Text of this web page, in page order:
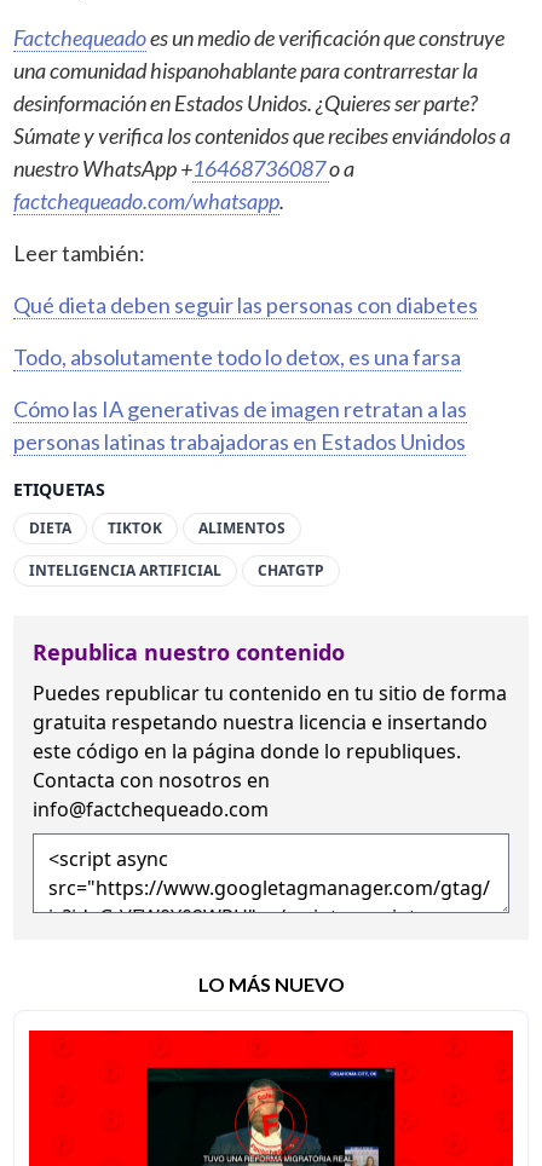
ETIQUETAS
DIETA TIKTOK ALIMENTOS
INTELIGENCIA ARTIFICIAL CHATGTP
Factchequeadoes un medio de verificación que construye
una comunidad hispanohablante para contrarrestar la
desinformación en Estados Unidos. ¿Quieres ser parte?
Súmate y verifica los contenidos que recibes enviándolos a
nuestro WhatsApp +16468736087o a
factchequeado.com/whatsapp.
Leer también:
Qué dieta deben seguir las personas con diabetes
Todo, absolutamente todo lo detox, es una farsa
Cómo las IA generativas de imagen retratan a las
personas latinas trabajadoras en Estados Unidos
Republica nuestro contenido
Puedes republicar tu contenido en tu sitio de forma
gratuita respetando nuestra licencia e insertando
este código en la página donde lo republiques.
Contacta con nosotros en
info@factchequeado.com
LO MÁS NUEVO